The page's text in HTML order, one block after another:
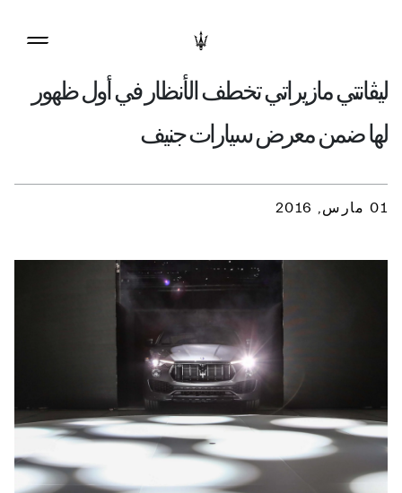
ليڤانتي مازيراتي تخطف الأنظار في أول ظهور
لها ضمن معرض سيارات جنيف
01 مارس, 2016